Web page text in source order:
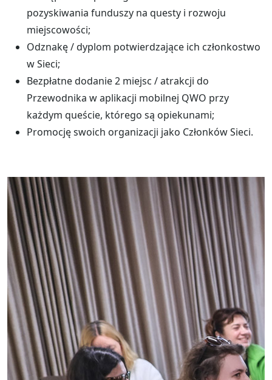
pozyskiwania funduszy na questy i rozwoju
miejscowości;
Odznakę / dyplom potwierdzające ich członkostwo
w Sieci;
Bezpłatne dodanie 2 miejsc / atrakcji do
Przewodnika w aplikacji mobilnej QWO przy
każdym queście, którego są opiekunami;
Promocję swoich organizacji jako Członków Sieci.